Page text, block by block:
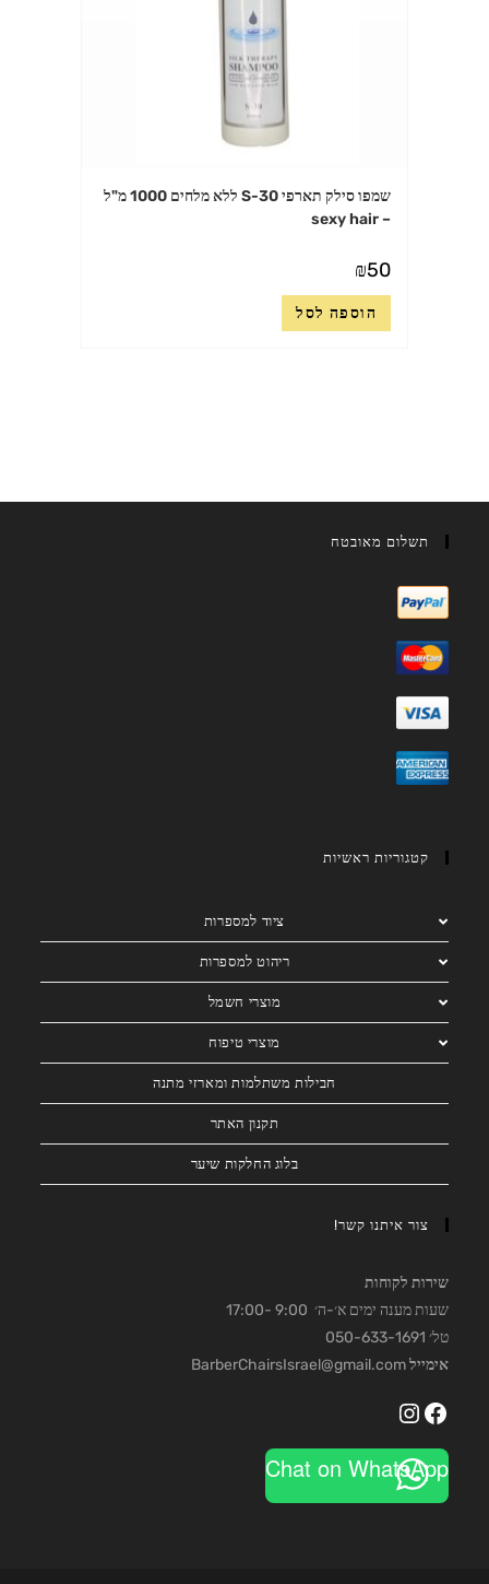
שמפו סילק תארפי S-30 ללא מלחים 1000 מ"ל
– sexy hair
₪50
הוספה לסל
תשלום מאובטח
קטגוריות ראשיות
ציוד למספרות
ריהוט למספרות
מוצרי חשמל
מוצרי טיפוח
חבילות משתלמות ומארזי מתנה
תקנון האתר
בלוג החלקות שיער
צור איתנו קשר!
שירות לקוחות
שעות מענה ימים א׳-ה׳ 9:00 -17:00
טל׳ 050-633-1691
אימיילBarberChairsIsrael@gmail.com
Facebook
Instagram
Chat on WhatsApp